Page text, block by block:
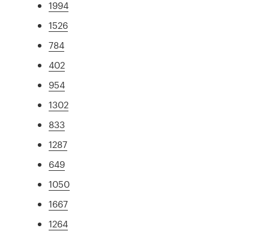
1994
1526
784
402
954
1302
833
1287
649
1050
1667
1264